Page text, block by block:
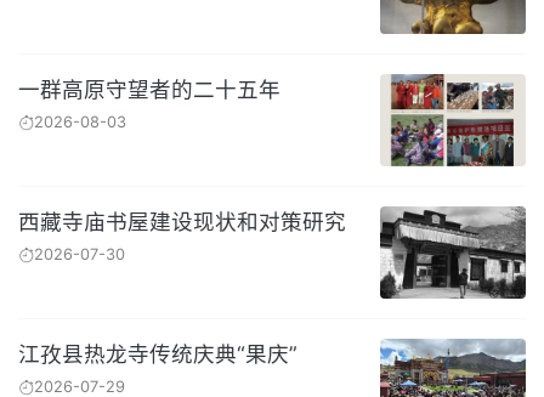
一群高原守望者的二十五年
2026-08-03
西藏寺庙书屋建设现状和对策研究
2026-07-30
江孜县热龙寺传统庆典“果庆”
2026-07-29